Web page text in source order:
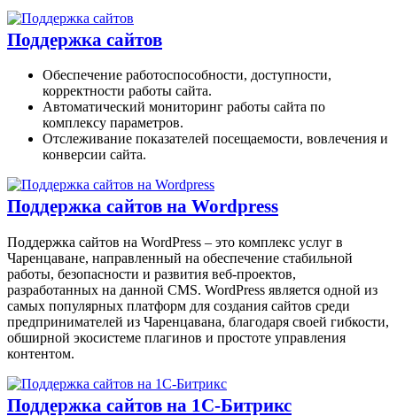
Поддержка сайтов
Обеспечение работоспособности, доступности,
корректности работы сайта.
Автоматический мониторинг работы сайта по
комплексу параметров.
Отслеживание показателей посещаемости, вовлечения и
конверсии сайта.
Поддержка сайтов на Wordpress
Поддержка сайтов на WordPress – это комплекс услуг в
Чаренцаване, направленный на обеспечение стабильной
работы, безопасности и развития веб-проектов,
разработанных на данной CMS. WordPress является одной из
самых популярных платформ для создания сайтов cреди
предпринимателей из Чаренцавана, благодаря своей гибкости,
обширной экосистеме плагинов и простоте управления
контентом.
Поддержка сайтов на 1С-Битрикс